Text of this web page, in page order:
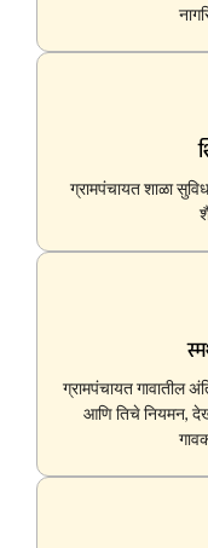
ग्रामपंचायत शाळा
ग्रामपंचायत गावातील
आणि तिचे नियमन,